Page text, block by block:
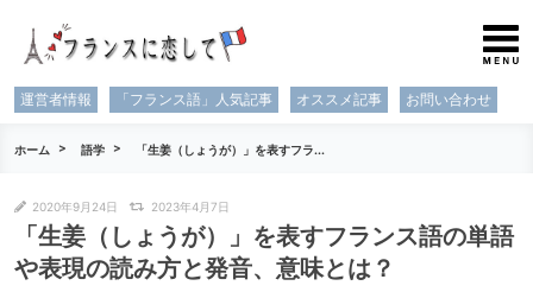
運営者情報 「フランス語」人気記事 オススメ記事 お問い合わせ
ホーム 語学 「生姜（しょうが）」を表すフラ...
2020年9月24日 2023年4月7日
「生姜（しょうが）」を表すフランス語の単語
や表現の読み方と発音、意味とは？